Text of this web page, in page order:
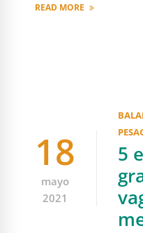
READ MORE
18
mayo
2021
5